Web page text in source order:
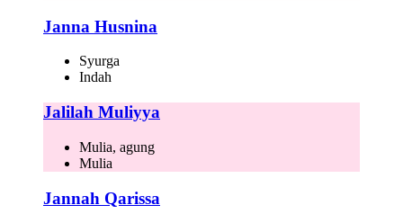
Janna Husnina
Syurga
Indah
Jalilah Muliyya
Mulia, agung
Mulia
Jannah Qarissa